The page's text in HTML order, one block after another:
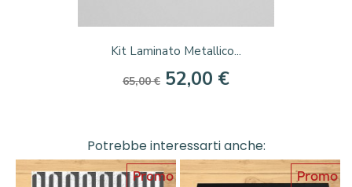
Kit Laminato Metallico...
65,00 € 52,00 €
Potrebbe interessarti anche:
Promo Promo